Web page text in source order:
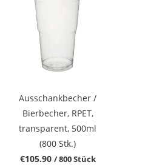
Ausschankbecher /
Bierbecher, RPET,
transparent, 500ml
(800 Stk.)
€105.90 / 800 Stück